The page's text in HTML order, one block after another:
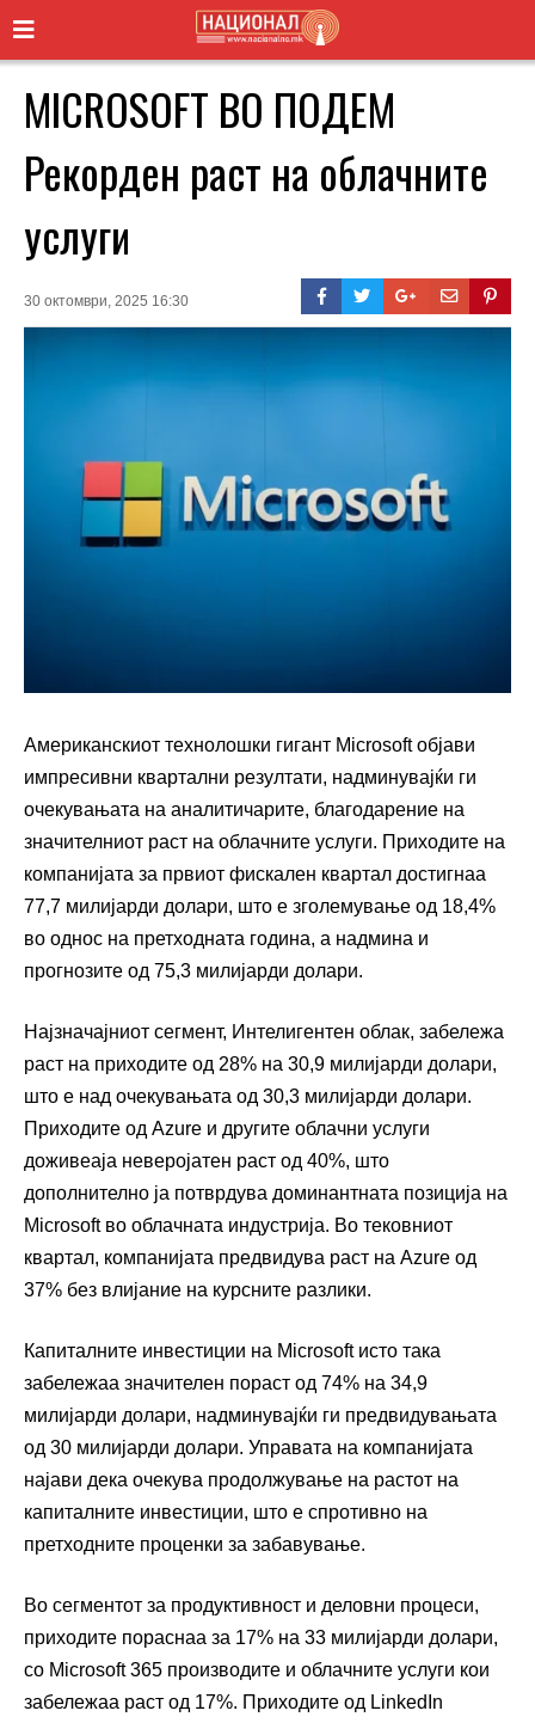
MICROSOFT ВО ПОДЕМ
Рекорден раст на облачните
услуги
30 октомври, 2025 16:30
Американскиот технолошки гигант Microsoft објави
импресивни квартални резултати, надминувајќи ги
очекувањата на аналитичарите, благодарение на
значителниот раст на облачните услуги. Приходите на
компанијата за првиот фискален квартал достигнаа
77,7 милијарди долари, што е зголемување од 18,4%
во однос на претходната година, а надмина и
прогнозите од 75,3 милијарди долари.
Најзначајниот сегмент, Интелигентен облак, забележа
раст на приходите од 28% на 30,9 милијарди долари,
што е над очекувањата од 30,3 милијарди долари.
Приходите од Azure и другите облачни услуги
доживеаја неверојатен раст од 40%, што
дополнително ја потврдува доминантната позиција на
Microsoft во облачната индустрија. Во тековниот
квартал, компанијата предвидува раст на Azure од
37% без влијание на курсните разлики.
Капиталните инвестиции на Microsoft исто така
забележаа значителен пораст од 74% на 34,9
милијарди долари, надминувајќи ги предвидувањата
од 30 милијарди долари. Управата на компанијата
најави дека очекува продолжување на растот на
капиталните инвестиции, што е спротивно на
претходните проценки за забавување.
Во сегментот за продуктивност и деловни процеси,
приходите пораснаа за 17% на 33 милијарди долари,
со Microsoft 365 производите и облачните услуги кои
забележаа раст од 17%. Приходите од LinkedIn